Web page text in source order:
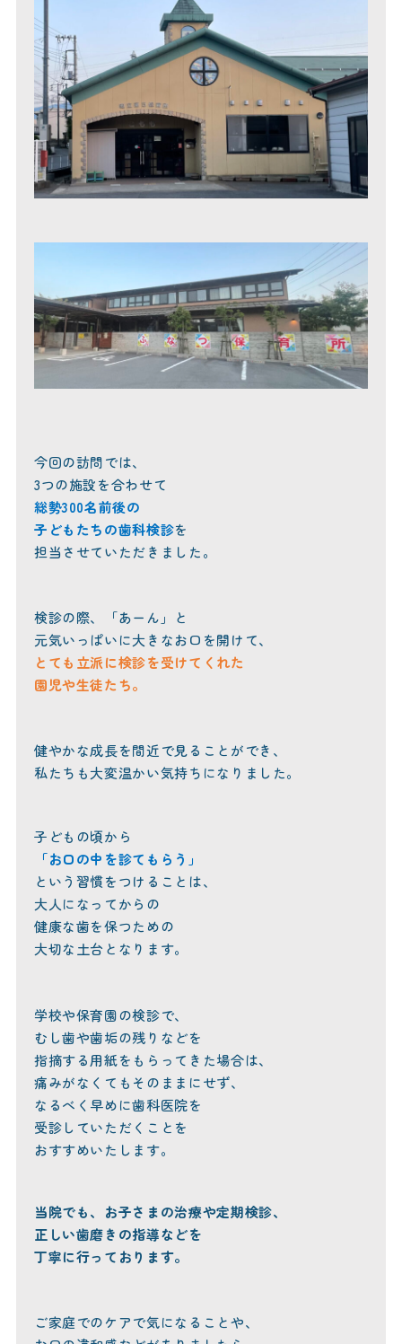
今回の訪問では、
3つの施設を合わせて
総勢300名前後の
子どもたちの歯科検診を
担当させていただきました。
検診の際、「あーん」と
元気いっぱいに大きなお口を開けて、
とても立派に検診を受けてくれた
園児や生徒たち。
健やかな成長を間近で見ることができ、
私たちも大変温かい気持ちになりました。
子どもの頃から
「お口の中を診てもらう」
という習慣をつけることは、
大人になってからの
健康な歯を保つための
大切な土台となります。
学校や保育園の検診で、
むし歯や歯垢の残りなどを
指摘する用紙をもらってきた場合は、
痛みがなくてもそのままにせず、
なるべく早めに歯科医院を
受診していただくことを
おすすめいたします。
当院でも、お子さまの治療や定期検診、
正しい歯磨きの指導などを
丁寧に行っております。
ご家庭でのケアで気になることや、